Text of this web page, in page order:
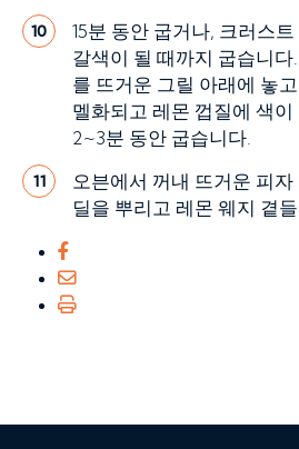
10
15분 동안 굽거나, 크러스
갈색이 될 때까지 굽습니
를 뜨거운 그릴 아래에 놓
멜화되고 레몬 껍질에 색
2~3분 동안 굽습니다.
11
오븐에서 꺼내 뜨거운 피
딜을 뿌리고 레몬 웨지 곁